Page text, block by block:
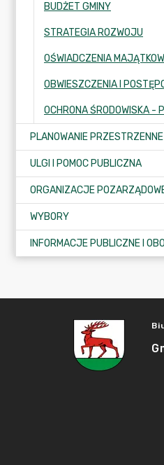
BUDŻET GMINY
STRATEGIA ROZWOJU
OŚWIADCZENIA
PLANOWANIE PRZESTRZENNE
ULGI I POMOC PUBLICZNA
ORGANIZACJE
WYBORY